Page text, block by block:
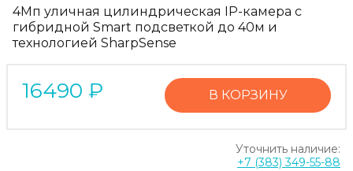
4Мп уличная цилиндрическая IP-камера с
гибридной Smart подсветкой до 40м и
технологией SharpSense
16490 ₽ В КОРЗИНУ
Уточнить наличие:
+7 (383) 349-55-88